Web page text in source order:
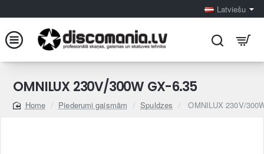
Latviešu
OMNILUX 230V/300W GX-6.35
home
Piederumi gaismām Spuldzes OMNILUX 230V/